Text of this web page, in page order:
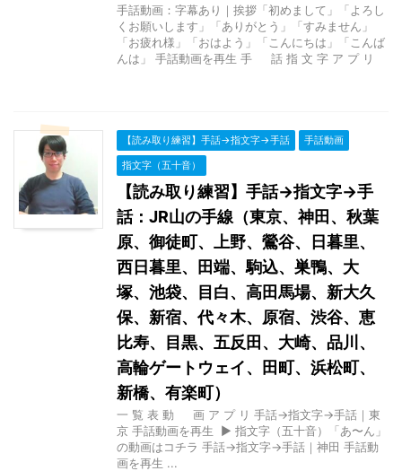
手話動画：字幕あり｜挨拶「初めまして」「よろし
くお願いします」「ありがとう」「すみません」
「お疲れ様」「おはよう」「こんにちは」「こんば
んは」 手話動画を再生 手 話 指 文 字 ア プ リ
【読み取り練習】手話→指文字→手話
手話動画
指文字（五十音）
【読み取り練習】手話→指文字→手
話：JR山の手線（東京、神田、秋葉
原、御徒町、上野、鶯谷、日暮里、
西日暮里、田端、駒込、巣鴨、大
塚、池袋、目白、高田馬場、新大久
保、新宿、代々木、原宿、渋谷、恵
比寿、目黒、五反田、大崎、品川、
高輪ゲートウェイ、田町、浜松町、
新橋、有楽町）
一 覧 表 動 画 ア プ リ 手話→指文字→手話｜東
京 手話動画を再生 ▶ 指文字（五十音）「あ〜ん」
の動画はコチラ 手話→指文字→手話｜神田 手話動
画を再生 ...